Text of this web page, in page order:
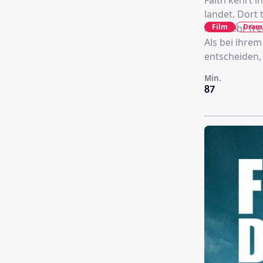
landet. Dort
Rückkehr
Als bei
87
Min.
Film